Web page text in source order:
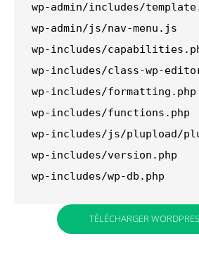
wp-admin/includes/
wp-admin/js/nav-menu.js
wp-includes/
wp-includes/class-wp-
wp-includes/formatting.php
wp-includes/functions.php
wp-includes/js/plupload/
wp-includes/version.php
wp-includes/wp-db.php
TÉLÉCHARGER